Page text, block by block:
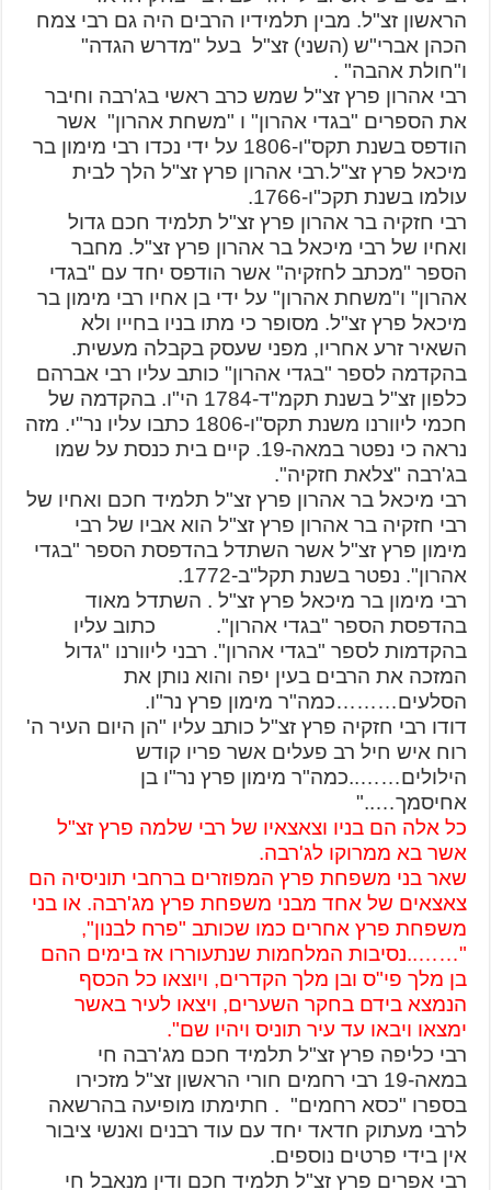
הראשון זצ"ל. מבין תלמידיו הרבים היה גם רבי צמח
הכהן אברי"ש (השני) זצ"ל בעל "מדרש הגדה"
ו"חולת אהבה" .
רבי אהרון פרץ זצ"ל שמש כרב ראשי בג'רבה וחיבר
את הספרים "בגדי אהרון" ו "משחת אהרון" אשר
הודפס בשנת תקס"ו-1806 על ידי נכדו רבי מימון בר
מיכאל פרץ זצ"ל.רבי אהרון פרץ זצ"ל הלך לבית
עולמו בשנת תקכ"ו-1766.
רבי חזקיה בר אהרון פרץ זצ"ל תלמיד חכם גדול
ואחיו של רבי מיכאל בר אהרון פרץ זצ"ל. מחבר
הספר "מכתב לחזקיה" אשר הודפס יחד עם "בגדי
אהרון" ו"משחת אהרון" על ידי בן אחיו רבי מימון בר
מיכאל פרץ זצ"ל. מסופר כי מתו בניו בחייו ולא
השאיר זרע אחריו, מפני שעסק בקבלה מעשית.
בהקדמה לספר "בגדי אהרון" כותב עליו רבי אברהם
כלפון זצ"ל בשנת תקמ"ד-1784 הי"ו. בהקדמה של
חכמי ליוורנו משנת תקס"ו-1806 כתבו עליו נר"י. מזה
נראה כי נפטר במאה-19. קיים בית כנסת על שמו
בג'רבה "צלאת חזקיה".
רבי מיכאל בר אהרון פרץ זצ"ל תלמיד חכם ואחיו של
רבי חזקיה בר אהרון פרץ זצ"ל הוא אביו של רבי
מימון פרץ זצ"ל אשר השתדל בהדפסת הספר "בגדי
אהרון". נפטר בשנת תקל"ב-1772.
רבי מימון בר מיכאל פרץ זצ"ל . השתדל מאוד
בהדפסת הספר "בגדי אהרון". כתוב עליו
בהקדמות לספר "בגדי אהרון". רבני ליוורנו "גדול
המזכה את הרבים בעין יפה והוא נותן את
הסלעים………כמה"ר מימון פרץ נר"ו.
דודו רבי חזקיה פרץ זצ"ל כותב עליו "הן היום העיר ה'
רוח איש חיל רב פעלים אשר פריו קודש
הילולים……..כמה"ר מימון פרץ נר"ו בן
אחיסמך….."
כל אלה הם בניו וצאצאיו של רבי שלמה פרץ זצ"ל
אשר בא ממרוקו לג'רבה.
שאר בני משפחת פרץ המפוזרים ברחבי תוניסיה הם
צאצאים של אחד מבני משפחת פרץ מג'רבה. או בני
משפחת פרץ אחרים כמו שכותב "פרח לבנון",
"……..נסיבות המלחמות שנתעוררו אז בימים ההם
בן מלך פי"ס ובן מלך הקדרים, ויוצאו כל הכסף
הנמצא בידם בחקר השערים, ויצאו לעיר באשר
ימצאו ויבאו עד עיר תוניס ויהיו שם".
רבי כליפה פרץ זצ"ל תלמיד חכם מג'רבה חי
במאה-19 רבי רחמים חורי הראשון זצ"ל מזכירו
בספרו "כסא רחמים" . חתימתו מופיעה בהרשאה
לרבי מעתוק חדאד יחד עם עוד רבנים ואנשי ציבור
אין בידי פרטים נוספים.
רבי אפרים פרץ זצ"ל תלמיד חכם ודין מנאבל חי